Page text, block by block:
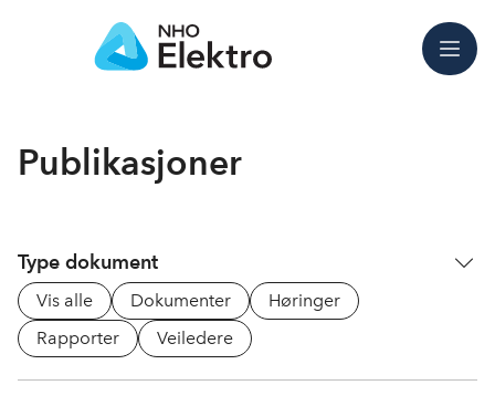
Meny
Publikasjoner
Type dokument
Vis alle Dokumenter
Høringer
Rapporter
Veiledere